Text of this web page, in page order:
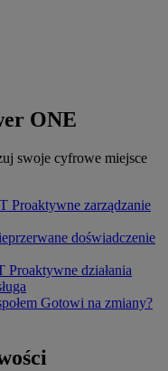
ONE
swoje cyfrowe miejsce
Proaktywne zarządzanie
doświadczenie
Proaktywne działania
Gotowi na zmiany?